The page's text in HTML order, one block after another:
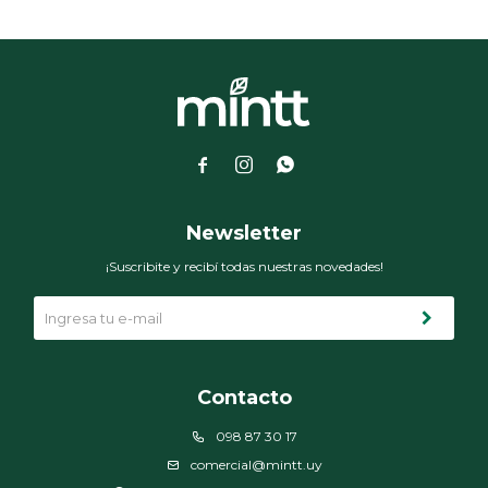
  
Contacto
098 87 30 17
comercial@mintt.uy
Newsletter
¡Suscribite y recibí todas nuestras novedades!